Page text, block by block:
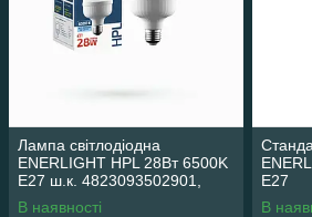
Лампа світлодіодна
ENERLIGHT HPL 28Вт 6500K
E27 ш.к. 4823093502901,
10шт/уп 28325
В наявності
E27
В